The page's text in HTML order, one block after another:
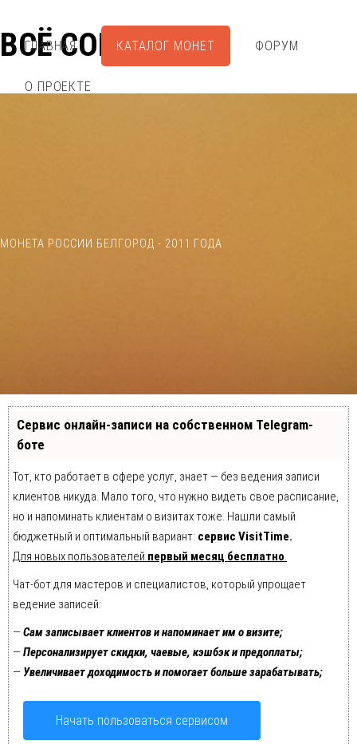
ВСЁ СОБРАЛ
ГЛАВНАЯ КАТАЛОГ МОНЕТ ФОРУМ
О ПРОЕКТЕ
МОНЕТА РОССИИ БЕЛГОРОД - 2011 ГОДА
Сервис онлайн-записи на собственном Telegram-
боте
Тот, кто работает в сфере услуг, знает — без ведения записи
клиентов никуда. Мало того, что нужно видеть свое расписание,
но и напоминать клиентам о визитах тоже. Нашли самый
бюджетный и оптимальный вариант: сервис VisitTime.
Для новых пользователей первый месяц бесплатно.
Чат-бот для мастеров и специалистов, который упрощает
ведение записей:
—Сам записывает клиентов и напоминает им о визите;
—Персонализирует скидки, чаевые, кэшбэк и предоплаты;
— Увеличивает доходимость и помогает больше зарабатывать;
Начать пользоваться сервисом